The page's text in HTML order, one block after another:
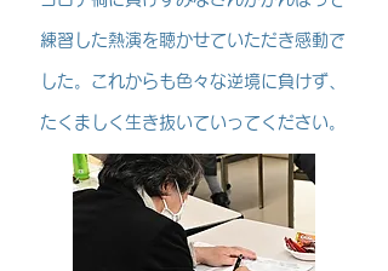
練習した熱演を聴かせていただき感動で
した。これからも色々な逆境に負けず、
たくましく生き抜いていってください。